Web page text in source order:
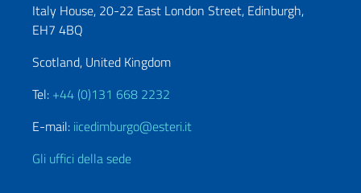
Italy House, 20-22 East London Street, Edinburgh,
EH7 4BQ
Scotland, United Kingdom
Tel: +44 (0)131 668 2232
E-mail: iicedimburgo@esteri.it
Gli uffici della sede